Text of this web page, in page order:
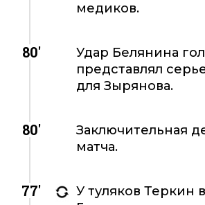
медиков.
80'
Удар Белянина
представлял
для Зырянова.
80'
Заключительная
матча.
77'
У туляков Теркин